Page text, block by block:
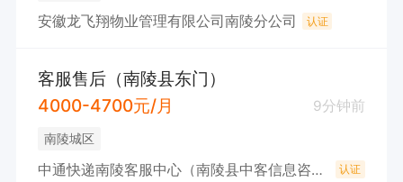
安徽龙飞翔物业管理有限公司南陵分公司 认证
客服售后（南陵县东门）
4000-4700元/月
9分钟前
南陵城区
中通快递南陵客服中心（南陵县中客信息咨询服务部） 认证